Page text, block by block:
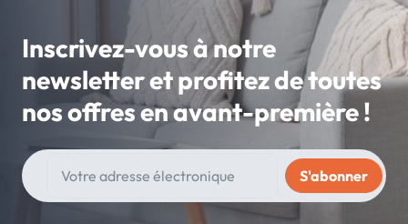
Inscrivez-vous à notre
newsletter et profitez de toutes
nos offres en avant-première !